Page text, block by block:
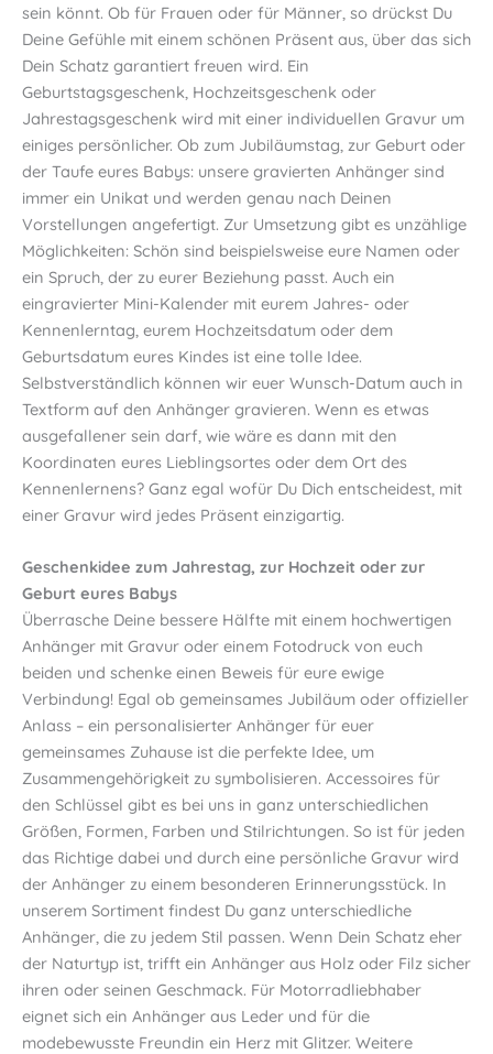
sein könnt. Ob für Frauen oder für Männer, so drückst Du
Deine Gefühle mit einem schönen Präsent aus, über das sich
Dein Schatz garantiert freuen wird. Ein
Geburtstagsgeschenk, Hochzeitsgeschenk oder
Jahrestagsgeschenk wird mit einer individuellen Gravur um
einiges persönlicher. Ob zum Jubiläumstag, zur Geburt oder
der Taufe eures Babys: unsere gravierten Anhänger sind
immer ein Unikat und werden genau nach Deinen
Vorstellungen angefertigt. Zur Umsetzung gibt es unzählige
Möglichkeiten: Schön sind beispielsweise eure Namen oder
ein Spruch, der zu eurer Beziehung passt. Auch ein
eingravierter Mini-Kalender mit eurem Jahres- oder
Kennenlerntag, eurem Hochzeitsdatum oder dem
Geburtsdatum eures Kindes ist eine tolle Idee.
Selbstverständlich können wir euer Wunsch-Datum auch in
Textform auf den Anhänger gravieren. Wenn es etwas
ausgefallener sein darf, wie wäre es dann mit den
Koordinaten eures Lieblingsortes oder dem Ort des
Kennenlernens? Ganz egal wofür Du Dich entscheidest, mit
einer Gravur wird jedes Präsent einzigartig.
Geschenkidee zum Jahrestag, zur Hochzeit oder zur
Geburt eures Babys
Überrasche Deine bessere Hälfte mit einem hochwertigen
Anhänger mit Gravur oder einem Fotodruck von euch
beiden und schenke einen Beweis für eure ewige
Verbindung! Egal ob gemeinsames Jubiläum oder offizieller
Anlass – ein personalisierter Anhänger für euer
gemeinsames Zuhause ist die perfekte Idee, um
Zusammengehörigkeit zu symbolisieren. Accessoires für
den Schlüssel gibt es bei uns in ganz unterschiedlichen
Größen, Formen, Farben und Stilrichtungen. So ist für jeden
das Richtige dabei und durch eine persönliche Gravur wird
der Anhänger zu einem besonderen Erinnerungsstück. In
unserem Sortiment findest Du ganz unterschiedliche
Anhänger, die zu jedem Stil passen. Wenn Dein Schatz eher
der Naturtyp ist, trifft ein Anhänger aus Holz oder Filz sicher
ihren oder seinen Geschmack. Für Motorradliebhaber
eignet sich ein Anhänger aus Leder und für die
modebewusste Freundin ein Herz mit Glitzer. Weitere